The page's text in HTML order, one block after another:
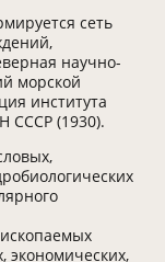
сеть
научно-
морской
института
СССР (1930).
экономических,